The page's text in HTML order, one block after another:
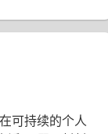
可持续的个人